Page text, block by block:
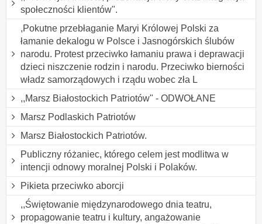
społeczności klientów".
,Pokutne przebłaganie Maryi Królowej Polski za
łamanie dekalogu w Polsce i Jasnogórskich ślubów
narodu. Protest przeciwko łamaniu prawa i deprawacji
dzieci niszczenie rodzin i narodu. Przeciwko bierności
władz samorządowych i rządu wobec zła L
,,Marsz Białostockich Patriotów" - ODWOŁANE
Marsz Podlaskich Patriotów
Marsz Białostockich Patriotów.
Publiczny różaniec, którego celem jest modlitwa w
intencji odnowy moralnej Polski i Polaków.
Pikieta przeciwko aborcji
,,Świętowanie międzynarodowego dnia teatru,
propagowanie teatru i kultury, angażowanie